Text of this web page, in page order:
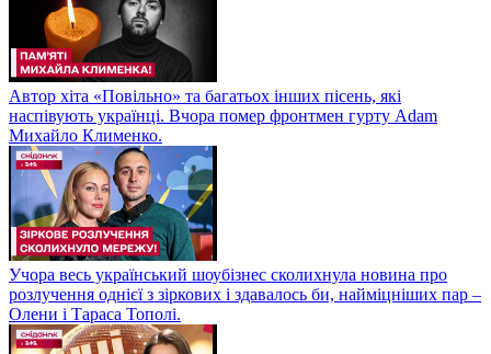
Автор хіта «Повільно» та багатьох інших пісень, які
наспівують українці. Вчора помер фронтмен гурту Adam
Михайло Клименко.
Учора весь український шоубізнес сколихнула новина про
розлучення однієї з зіркових і здавалось би, найміцніших пар –
Олени і Тараса Тополі.